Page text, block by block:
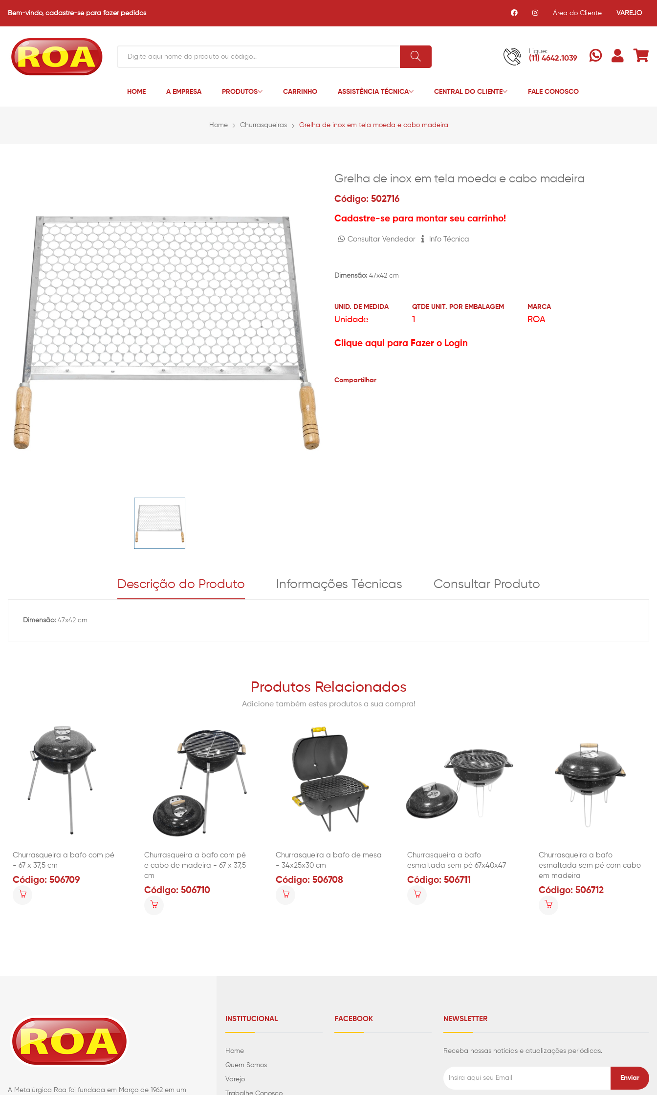
Bem-vindo, cadastre-se para fazer pedidos Área do Cliente VAREJO
Ligue:
(11) 4642.1039
HOME A EMPRESA PRODUTOS CARRINHO ASSISTÊNCIA TÉCNICA CENTRAL DO CLIENTE FALE CONOSCO
Home Churrasqueiras Grelha de inox em tela moeda e cabo madeira
Grelha de inox em tela moeda e cabo madeira
Código: 502716
Cadastre-se para montar seu carrinho!
Consultar Vendedor Info Técnica
Dimensão: 47x42 cm
UNID. DE MEDIDA
Unidade
QTDE UNIT. POR EMBALAGEM
1
MARCA
ROA
Clique aqui para Fazer o Login
Compartilhar
Descrição do Produto Informações Técnicas Consultar Produto
Dimensão: 47x42 cm
Produtos Relacionados
Adicione também estes produtos a sua compra!
Churrasqueira a bafo com pé
- 67 x 37,5 cm
Código: 506709
Churrasqueira a bafo com pé
e cabo de madeira - 67 x 37,5
cm
Código: 506710
Churrasqueira a bafo de mesa
- 34x25x30 cm
Código: 506708
Churrasqueira a bafo
esmaltada sem pé 67x40x47
Código: 506711
Churrasqueira a bafo
esmaltada sem pé com cabo
em madeira
Código: 506712
A Metalúrgica Roa foi fundada em Março de 1962 em um
INSTITUCIONAL
Home
Quem Somos
Varejo
FACEBOOK NEWSLETTER
Receba nossas notícias e atualizações periódicas.
Enviar